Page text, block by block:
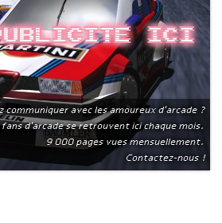
ici
communiquer avec les amoureux d'arcade ?
d'arcade se retrouvent ici chaque mois.
9 000 pages vues mensuellement.
Contactez-nous !